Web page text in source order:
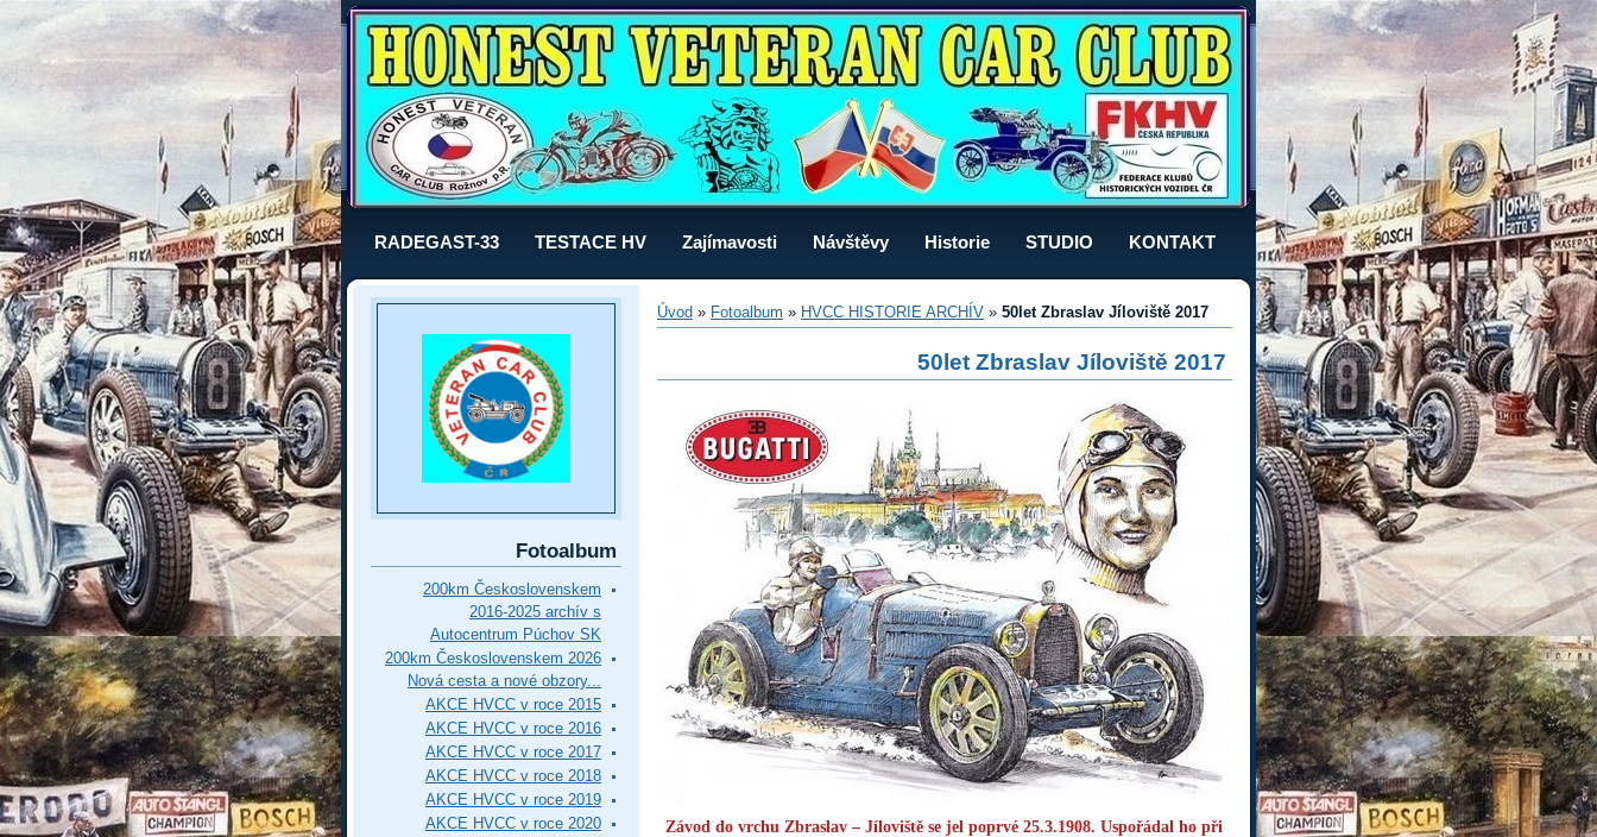
RADEGAST-33 TESTACE HV Zajímavosti Návštěvy Historie STUDIO KONTAKT
Úvod » Fotoalbum » HVCC HISTORIE ARCHÍV » 50let Zbraslav Jíloviště 2017
50let Zbraslav Jíloviště 2017
Závod do vrchu Zbraslav – Jíloviště se jel poprvé 25.3.1908. Uspořádal ho při
Fotoalbum
200km Československem
2016-2025 archív s
Autocentrum Púchov SK
200km Československem 2026
Nová cesta a nové obzory...
AKCE HVCC v roce 2015
AKCE HVCC v roce 2016
AKCE HVCC v roce 2017
AKCE HVCC v roce 2018
AKCE HVCC v roce 2019
AKCE HVCC v roce 2020